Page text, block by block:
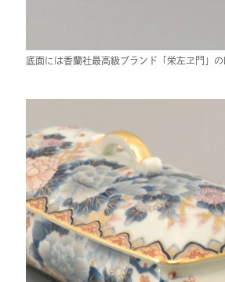
底面には香蘭社最高級ブランド「栄左ヱ門」の